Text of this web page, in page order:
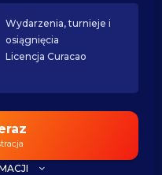
Wydarzenia, turnieje i
osiągnięcia
Licencja Curacao